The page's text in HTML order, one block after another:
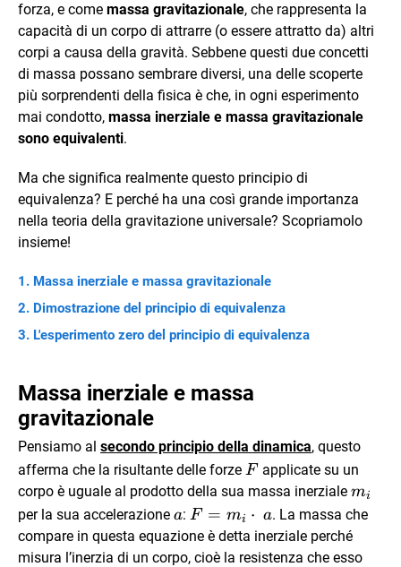
forza, e come massa gravitazionale, che rappresenta la
capacità di un corpo di attrarre (o essere attratto da) altri
corpi a causa della gravità. Sebbene questi due concetti
di massa possano sembrare diversi, una delle scoperte
più sorprendenti della fisica è che, in ogni esperimento
mai condotto, massa inerziale e massa gravitazionale
sono equivalenti.
Ma che significa realmente questo principio di
equivalenza? E perché ha una così grande importanza
nella teoria della gravitazione universale? Scopriamolo
insieme!
Massa inerziale e massa gravitazionale
Dimostrazione del principio di equivalenza
L'esperimento zero del principio di equivalenza
Massa inerziale e massa
gravitazionale
Pensiamo al secondo principio della dinamica, questo
afferma che la risultante delle forze \vec
F
F applicate su un
corpo è uguale al prodotto della sua massa inerziale m_i
mi
per la sua accelerazione \vec
a
a: \vec
F=
m_i
F = mi ⋅ a. La massa che
compare in questa equazione è detta inerziale perché
misura l’inerzia di un corpo, cioè la resistenza che esso